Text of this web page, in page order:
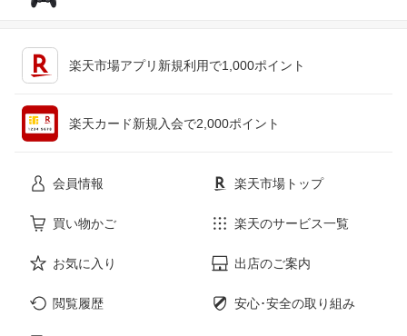
本・雑誌・コミック
楽天市場アプリ新規利用で1,000ポイント
楽天カード新規入会で2,000ポイント
会員情報 楽天市場トップ
買い物かご 楽天のサービス一覧
お気に入り 出店のご案内
閲覧履歴 安心･安全の取り組み